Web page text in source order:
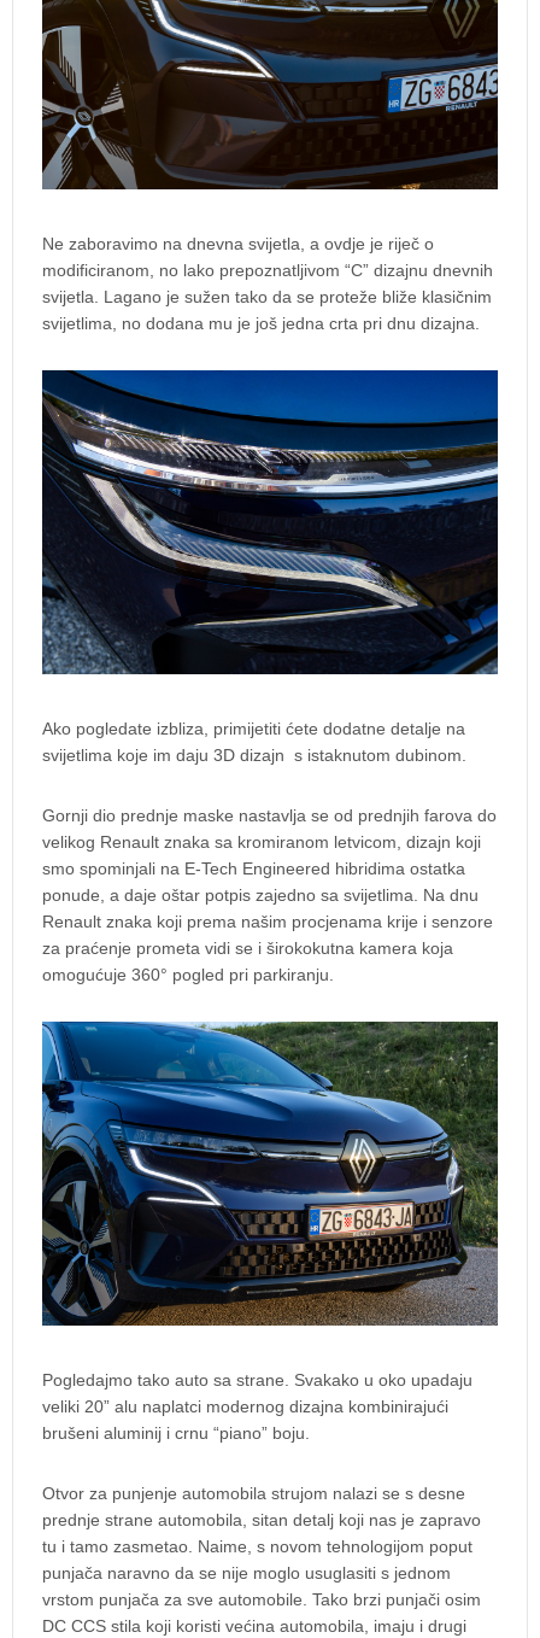
Ne zaboravimo na dnevna svijetla, a ovdje je riječ o
modificiranom, no lako prepoznatljivom “C” dizajnu dnevnih
svijetla. Lagano je sužen tako da se proteže bliže klasičnim
svijetlima, no dodana mu je još jedna crta pri dnu dizajna.
Ako pogledate izbliza, primijetiti ćete dodatne detalje na
svijetlima koje im daju 3D dizajn s istaknutom dubinom.
Gornji dio prednje maske nastavlja se od prednjih farova do
velikog Renault znaka sa kromiranom letvicom, dizajn koji
smo spominjali na E-Tech Engineered hibridima ostatka
ponude, a daje oštar potpis zajedno sa svijetlima. Na dnu
Renault znaka koji prema našim procjenama krije i senzore
za praćenje prometa vidi se i širokokutna kamera koja
omogućuje 360° pogled pri parkiranju.
Pogledajmo tako auto sa strane. Svakako u oko upadaju
veliki 20” alu naplatci modernog dizajna kombinirajući
brušeni aluminij i crnu “piano” boju.
Otvor za punjenje automobila strujom nalazi se s desne
prednje strane automobila, sitan detalj koji nas je zapravo
tu i tamo zasmetao. Naime, s novom tehnologijom poput
punjača naravno da se nije moglo usuglasiti s jednom
vrstom punjača za sve automobile. Tako brzi punjači osim
DC CCS stila koji koristi većina automobila, imaju i drugi